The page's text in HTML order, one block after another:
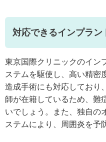
対応できるインプラン
東京国際クリニックのイン
ステムを駆使し、高い精密
造成手術にも対応しており
師が在籍しているため、難
いでしょう。また、独自の
ステムにより、周囲炎を予